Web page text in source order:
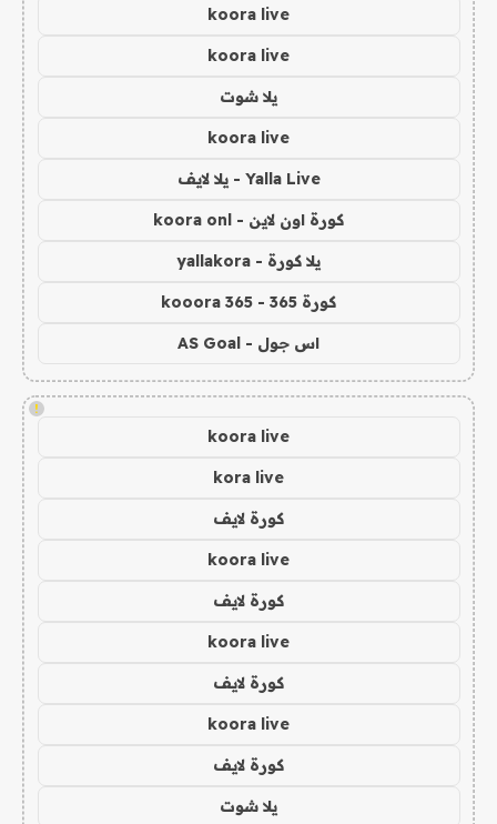
koora live
koora live
يلا شوت
koora live
Yalla Live - يلا لايف
كورة اون لاين - koora onl
يلا كورة - yallakora
كورة 365 - kooora 365
اس جول - AS Goal
!
koora live
kora live
كورة لايف
koora live
كورة لايف
koora live
كورة لايف
koora live
كورة لايف
يلا شوت